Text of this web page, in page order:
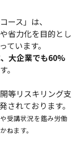
ース」は、
省力化を目的とし
います。
大企業でも60%
。
等リスキリング支
されております。
受講状況を鑑み労働
ねます。